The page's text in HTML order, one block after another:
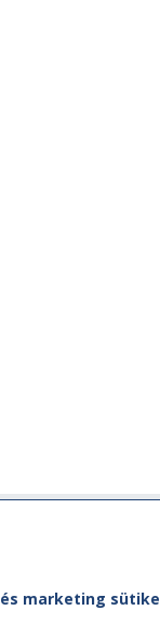
A
marketing